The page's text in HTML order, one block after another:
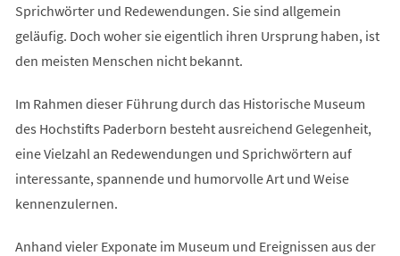
Sprichwörter und Redewendungen. Sie sind allgemein
geläufig. Doch woher sie eigentlich ihren Ursprung haben, ist
den meisten Menschen nicht bekannt.
Im Rahmen dieser Führung durch das Historische Museum
des Hochstifts Paderborn besteht ausreichend Gelegenheit,
eine Vielzahl an Redewendungen und Sprichwörtern auf
interessante, spannende und humorvolle Art und Weise
kennenzulernen.
Anhand vieler Exponate im Museum und Ereignissen aus der